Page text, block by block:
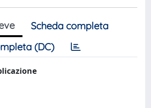
Scheda completa
(DC)